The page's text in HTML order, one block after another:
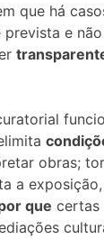
que há
e
obras;
a
que certas